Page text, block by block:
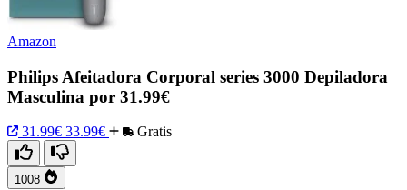
Amazon
Philips Afeitadora Corporal series 3000 Depiladora
Masculina por 31.99€
31.99€ 33.99€ Gratis
1008